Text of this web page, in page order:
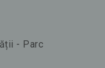
- Parc